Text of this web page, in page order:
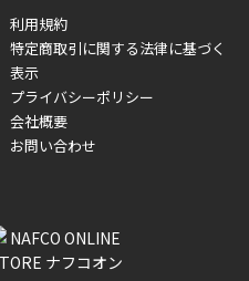
用できない場合がございま
ては、その他商品との購入に
た発送日についても、通常と
の説明ページをご確認くださ
る店舗在庫を使用してご準備
がない場合は店舗よりお取り
備でのお渡しとなる為、商品
納品書は付属しておりませ
利用規約
特定商取引に関する法律に基づく
表示
プライバシーポリシー
会社概要
お問い合わせ